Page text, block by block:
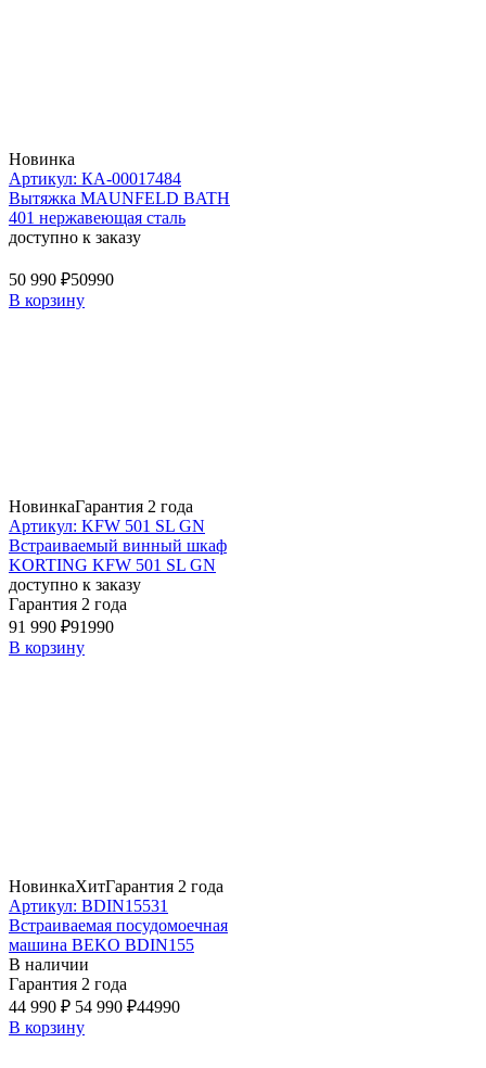
Новинка
Артикул: КА-00017484
Вытяжка MAUNFELD BATH
401 нержавеющая сталь
доступно к заказу
50 990 ₽50990
В корзину
НовинкаГарантия 2 года
Артикул: KFW 501 SL GN
Встраиваемый винный шкаф
KORTING KFW 501 SL GN
доступно к заказу
Гарантия 2 года
91 990 ₽91990
В корзину
НовинкаХитГарантия 2 года
Артикул: BDIN15531
Встраиваемая посудомоечная
машина BEKO BDIN155
В наличии
Гарантия 2 года
44 990 ₽ 54 990 ₽44990
В корзину